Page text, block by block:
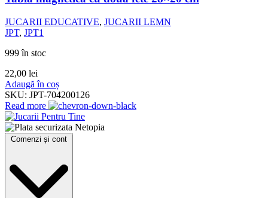
JUCARII EDUCATIVE, JUCARII LEMN
JPT, JPT1
999 în stoc
22,00 lei
Adaugă în coș
SKU: JPT-704200126
Read more
Comenzi și cont